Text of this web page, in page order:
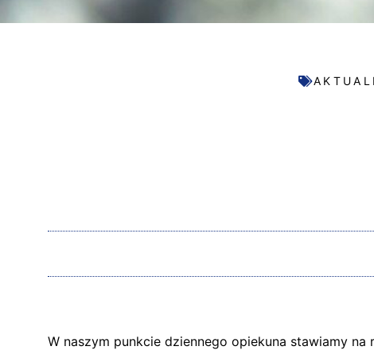
W naszym punkcie dziennego opiekuna stawiamy